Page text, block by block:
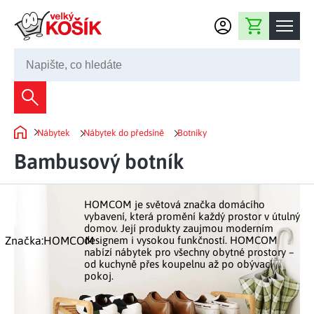
Nákupní košík
245 008 200
Dekorace
Bytové dekorace
Zahradní dekorace
Světelné dekorace
Fontány a kašny
Velikonoční dekorace
Dekorace na hrob
Domácí elektro
Předsíň a chodba
Koupelna a záchod
Ložnice a šatna
Kuchyňské pomůcky
Prostírání a stolování
Příprava nápojů
Grilování a smažení
Koupelnový nábytek
Nábytek do předsíně
Nábytek do ložnice
Zahrada
Zahradní doplňky
Zahradní nábytek
Nábytek Nábytek do předsíně Botníky
Bambusový botník
Značka:HOMCOM
HOMCOM je světová značka domácího
vybavení, která promění každý prostor v útulný
domov. Její produkty zaujmou moderním
designem i vysokou funkčností. HOMCOM
nabízí nábytek pro všechny obytné prostory –
od kuchyně přes koupelnu až po obývací
pokoj.